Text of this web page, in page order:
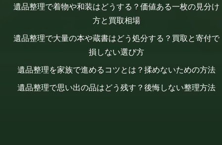
遺品整理で着物や和装はどうする？価値ある一枚の見分け
方と買取相場
遺品整理で大量の本や蔵書はどう処分する？買取と寄付で
損しない選び方
遺品整理を家族で進めるコツとは？揉めないための方法
遺品整理で思い出の品はどう残す？後悔しない整理方法